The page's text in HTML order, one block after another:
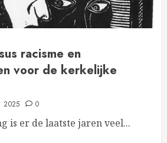
racisme en
voor de kerkelijke
2025 0
is er de laatste jaren veel...